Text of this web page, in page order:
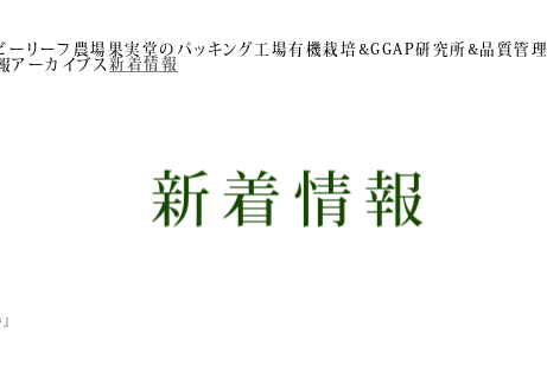
ーリーフ農場 果実堂のパッキング工場有機栽培&GGAP研究所&品質管理
アーカイブス新着情報
新着情報